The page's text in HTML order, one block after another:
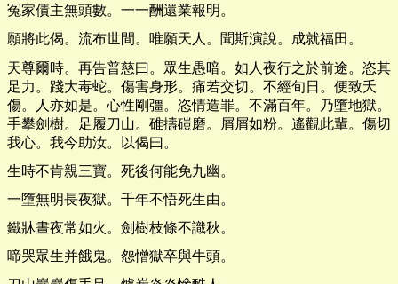
冤家債主無頭數。一一酬還業報明。
願將此偈。流布世間。唯願天人。聞斯演說。成就福田。
天尊爾時。再告普慈曰。眾生愚暗。如人夜行之於前途。恣其
足力。踐大毒蛇。傷害身形。痛若交切。不經旬日。便致夭
傷。人亦如是。心性剛彊。恣情造罪。不滿百年。乃墮地獄。
手攀劍樹。足履刀山。碓擣磑磨。屑屑如粉。遙觀此輩。傷切
我心。我今助汝。以偈曰。
生時不肯親三寶。死後何能免九幽。
一墮無明長夜獄。千年不悟死生由。
鐵牀晝夜常如火。劍樹枝條不識秋。
啼哭眾生并餓鬼。怨憎獄卒與牛頭。